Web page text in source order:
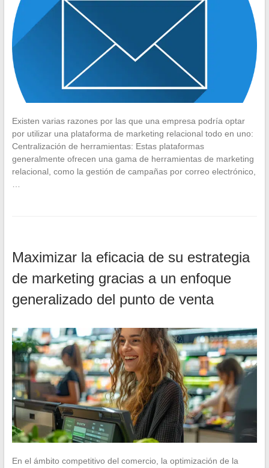
Existen varias razones por las que una empresa podría optar
por utilizar una plataforma de marketing relacional todo en uno:
Centralización de herramientas: Estas plataformas
generalmente ofrecen una gama de herramientas de marketing
relacional, como la gestión de campañas por correo electrónico,
…
Maximizar la eficacia de su estrategia
de marketing gracias a un enfoque
generalizado del punto de venta
En el ámbito competitivo del comercio, la optimización de la